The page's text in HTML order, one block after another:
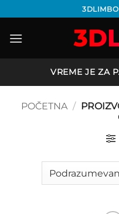
na
sadržaj
VREME JE ZA
POČETNA /